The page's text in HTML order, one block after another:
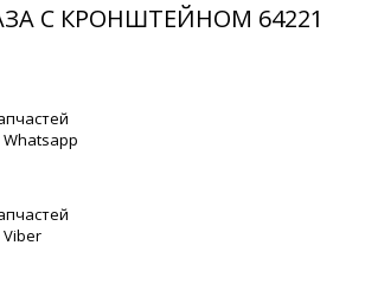
С КРОНШТЕЙНОМ 64221